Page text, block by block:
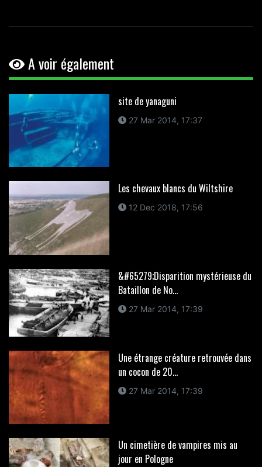
A voir également
site de yanaguni
27 Mar 2014, 17:37
Les chevaux blancs du Wiltshire
12 Dec 2018, 17:56
&#65279;Disparition mystérieuse du
Bataillon de No...
27 Mar 2014, 17:39
Une étrange créature retrouvée dans
un cocon de 20...
27 Mar 2014, 17:39
Un cimetière de vampires mis au
jour en Pologne